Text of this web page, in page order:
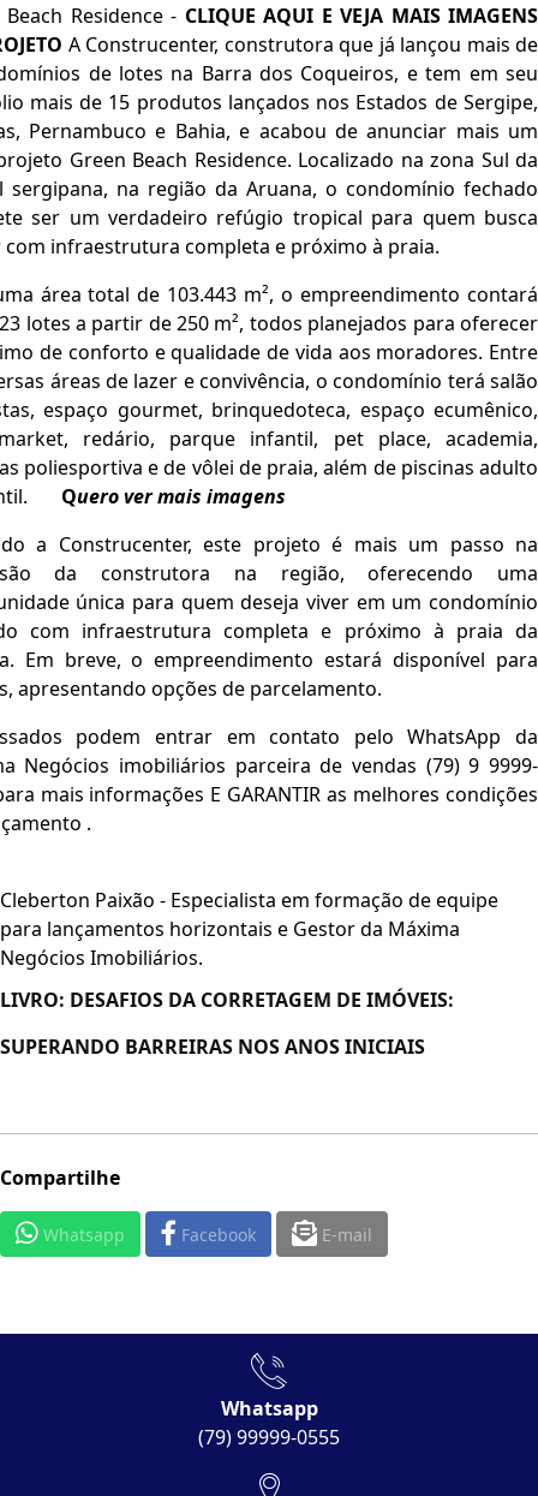
Beach Residence - CLIQUE AQUI E VEJA MAIS IMAGENS
A Construcenter, construtora que já lançou mais de
de lotes na Barra dos Coqueiros, e tem em seu
mais de 15 produtos lançados nos Estados de Sergipe,
Pernambuco e Bahia, e acabou de anunciar mais um
Green Beach Residence. Localizado na zona Sul da
sergipana, na região da Aruana, o condomínio fechado
ser um verdadeiro refúgio tropical para quem busca
infraestrutura completa e próximo à praia.
área total de 103.443 m², o empreendimento contará
lotes a partir de 250 m², todos planejados para oferecer
de conforto e qualidade de vida aos moradores. Entre
áreas de lazer e convivência, o condomínio terá salão
espaço gourmet, brinquedoteca, espaço ecumênico,
redário, parque infantil, pet place, academia,
poliesportiva e de vôlei de praia, além de piscinas adulto
Quero ver mais imagens
a Construcenter, este projeto é mais um passo na
da construtora na região, oferecendo uma
única para quem deseja viver em um condomínio
com infraestrutura completa e próximo à praia da
Em breve, o empreendimento estará disponível para
apresentando opções de parcelamento.
podem entrar em contato pelo WhatsApp da
Negócios imobiliários parceira de vendas (79) 9 9999-
mais informações E GARANTIR as melhores condições
.
Cleberton Paixão - Especialista em formação de equipe
para lançamentos horizontais e Gestor da Máxima
Negócios Imobiliários.
LIVRO: DESAFIOS DA CORRETAGEM DE IMÓVEIS:
SUPERANDO BARREIRAS NOS ANOS INICIAIS
Compartilhe
Whatsapp Facebook E-mail
Whatsapp
(79) 99999-0555